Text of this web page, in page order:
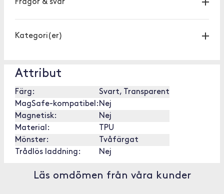
Frågor & svar
Kategori(er)
Attribut
Färg:
Svart, Transparent
MagSafe-kompatibel: Nej
Magnetisk:
Nej
Material:
TPU
Mönster:
Tvåfärgat
Trådlös laddning:
Nej
Läs omdömen från våra kunder